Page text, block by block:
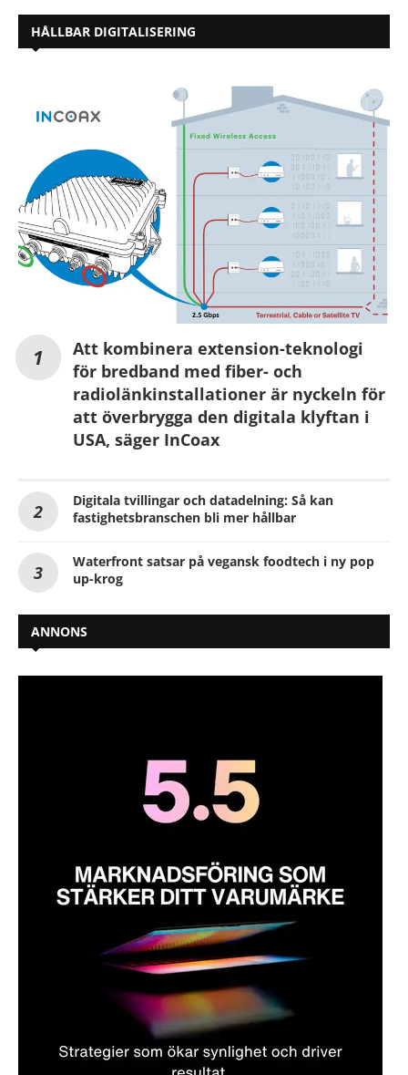
HÅLLBAR DIGITALISERING
Att kombinera extension-teknologi
för bredband med fiber- och
radiolänkinstallationer är nyckeln för
att överbrygga den digitala klyftan i
USA, säger InCoax
Digitala tvillingar och datadelning: Så kan
fastighetsbranschen bli mer hållbar
Waterfront satsar på vegansk foodtech i ny pop
up-krog
ANNONS